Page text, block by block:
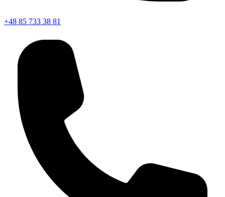
+48 85 733 38 81